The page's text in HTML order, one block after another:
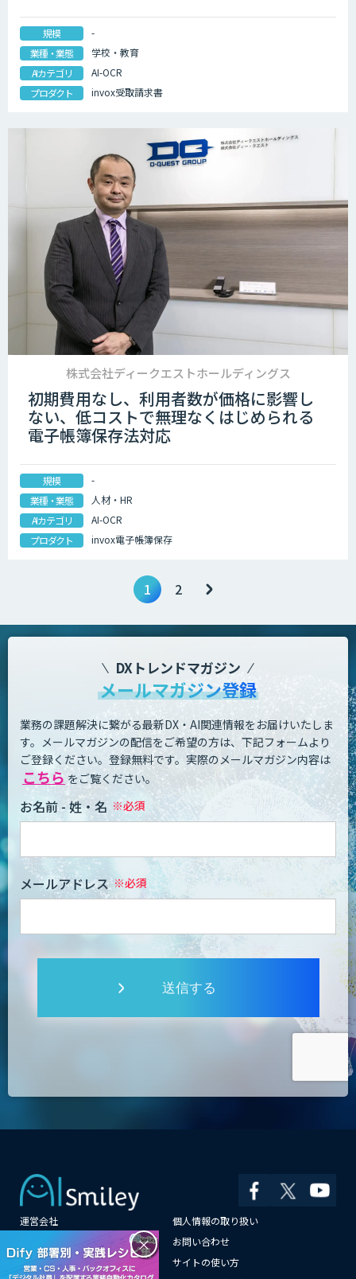
規模
-
業種・業態
学校・教育
AIカテゴリ
AI-OCR
プロダクト
invox受取請求書
株式会社ディークエストホールディングス
初期費用なし、利用者数が価格に影響し
ない、低コストで無理なくはじめられる
電子帳簿保存法対応
規模
-
業種・業態
人材・HR
AIカテゴリ
AI-OCR
プロダクト
invox電子帳簿保存
1 2
DXトレンドマガジン
メールマガジン登録
業務の課題解決に繋がる最新DX・AI関連情報をお届けいたしま
す。 メールマガジンの配信をご希望の方は、下記フォームより
ご登録ください。登録無料です。 実際のメールマガジン内容は
こちら をご覧ください。
お名前 - 姓・名
メールアドレス
送信する
運営会社
個人情報の取り扱い
お問い合わせ
メールマガジン登録
サイトの使い方
×